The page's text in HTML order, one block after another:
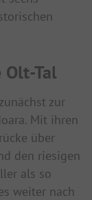
Olt-Tal
zur
Mit ihren
über
den riesigen
als so
weiter nach